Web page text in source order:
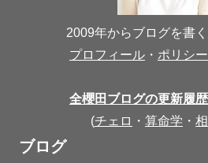
2009年からブログを書
プロフィール ・ ポリシー
全櫻田ブログの更新履
(チェロ ・ 算命学 ・
ブログ